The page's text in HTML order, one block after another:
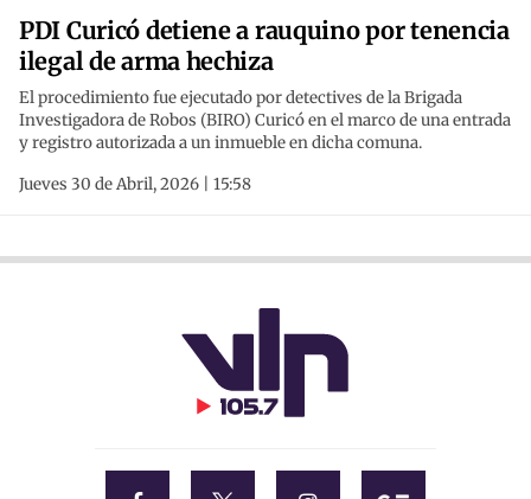
PDI Curicó detiene a rauquino por tenencia
ilegal de arma hechiza
El procedimiento fue ejecutado por detectives de la Brigada
Investigadora de Robos (BIRO) Curicó en el marco de una entrada
y registro autorizada a un inmueble en dicha comuna.
Jueves 30 de Abril, 2026 | 15:58